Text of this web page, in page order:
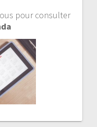
pour consulter